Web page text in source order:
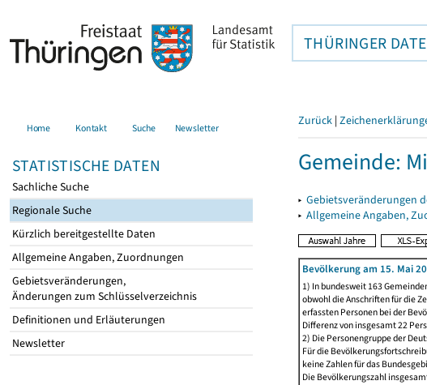
THÜRINGER
Home Kontakt Suche Newsletter
STATISTISCHE DATEN
Sachliche Suche
Regionale Suche
Kürzlich bereitgestellte Daten
Allgemeine Angaben, Zuordnungen
Gebietsveränderungen,
Änderungen zum Schlüsselverzeichnis
Definitionen und Erläuterungen
Newsletter
Zurück |
Gemeinde:
▸ Gebietsveränderungen
▸ Allgemeine Angaben,
Bevölkerung am 15. Mai
1) In bundesweit 163
obwohl die Anschriften für die
erfassten Personen bei der
Differenz von insgesamt 22
2) Die Personengruppe der
Für die
keine Zahlen für das
Die Bevölkerungszahl